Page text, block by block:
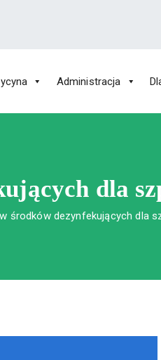
Górze
Administracja
dla
środków dezynfekujących dla